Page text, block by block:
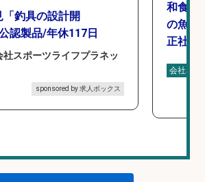
釣具の設計開
認製品/年休117日
社スポーツライフプラネッ
sponsored by 求人ボックス
和食,
の魚と
正社員
会社名